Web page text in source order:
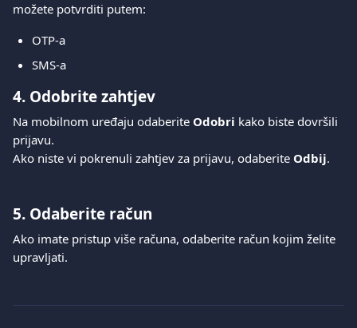
možete potvrditi putem:
OTP-a
SMS-a
4. Odobrite zahtjev
Na mobilnom uređaju odaberite Odobri kako biste dovršili
prijavu.
Ako niste vi pokrenuli zahtjev za prijavu, odaberite Odbij.
5. Odaberite račun
Ako imate pristup više računa, odaberite račun kojim želite
upravljati.